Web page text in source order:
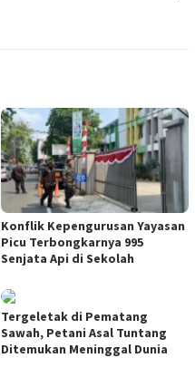
Konflik Kepengurusan Yayasan
Picu Terbongkarnya 995
Senjata Api di Sekolah
Tergeletak di Pematang
Sawah, Petani Asal Tuntang
Ditemukan Meninggal Dunia